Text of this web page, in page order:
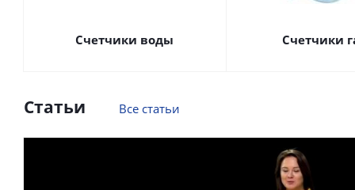
Счетчики воды Счетчики
Статьи Все статьи